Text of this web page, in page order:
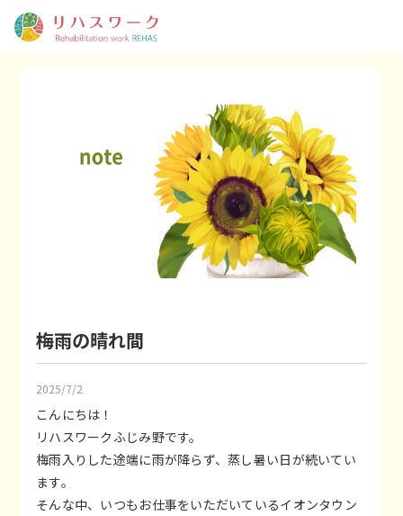
梅雨の晴れ間
2025/7/2
こんにちは！
リハスワークふじみ野です。
梅雨入りした途端に雨が降らず、蒸し暑い日が続いてい
ます。
そんな中、いつもお仕事をいただいているイオンタウン